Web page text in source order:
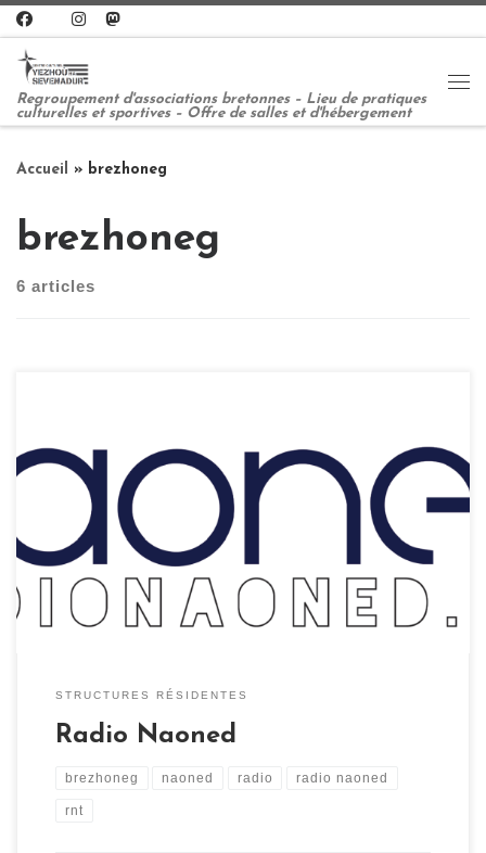
Passer au contenu
Regroupement d'associations bretonnes – Lieu de pratiques
culturelles et sportives – Offre de salles et d'hébergement
Accueil » brezhoneg
brezhoneg
6 articles
Radio Naoned, l’antenne nantaise de Radio Kerne, est le
1er media 100% breton de Loire- Atlantique. Radio Kerne
émet en Finistère en FM depuis 1998. Entièrement en
langue bretonne, on peut ’écouter des portes de Lorient
jusqu’à Brest sur 90.2 MHz, 92.0 et 97.5 MHz, sur
internet (sur radiokerne.bzh) et […]
STRUCTURES RÉSIDENTES
Radio Naoned
brezhoneg naoned radio radio naoned
rnt